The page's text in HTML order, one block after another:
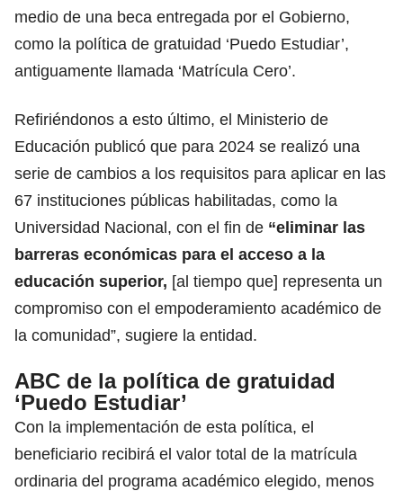
medio de una beca entregada por el Gobierno,
como la política de gratuidad ‘Puedo Estudiar’,
antiguamente llamada ‘Matrícula Cero’.
Refiriéndonos a esto último, el Ministerio de
Educación publicó que para 2024 se realizó una
serie de cambios a los requisitos para aplicar en las
67 instituciones públicas habilitadas, como la
Universidad Nacional, con el fin de “eliminar las
barreras económicas para el acceso a la
educación superior, [al tiempo que] representa un
compromiso con el empoderamiento académico de
la comunidad”, sugiere la entidad.
ABC de la política de gratuidad
‘Puedo Estudiar’
Con la implementación de esta política, el
beneficiario recibirá el valor total de la matrícula
ordinaria del programa académico elegido, menos